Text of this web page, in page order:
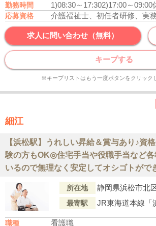
勤務時間 1)08:30～17:302)17:00～09:00
応募資格
求人に問い合わせ（無料）
キープする
※キープリストはもう一度ボタンをクリック
細江
【浜松駅】うれしい昇給＆賞与あり♪資
験の方もOK◎住宅手当や役職手当など
いるので無理なく安定してオシゴトがで
所在地 静岡県浜松市北
最寄駅
職種 看護職